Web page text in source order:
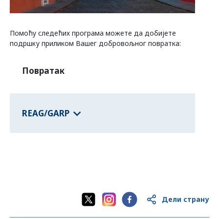
Програми савезних држава
Помоћу следећих програма можете да добијете
подршку приликом Вашег добровољног повратка:
Повратак
REAG/GARP
Дели страну